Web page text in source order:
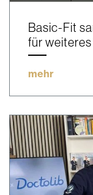
Basic-Fit
für
mehr